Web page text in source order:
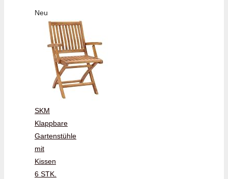
Neu
SKM
Klappbare
Gartenstühle
mit
Kissen
6 STK.